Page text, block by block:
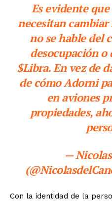
Es evidente que
necesitan cambiar
no se hable del
desocupación o
$Libra. En vez de
de cómo Adorni
en aviones
propiedades,
—
Con la identidad de la